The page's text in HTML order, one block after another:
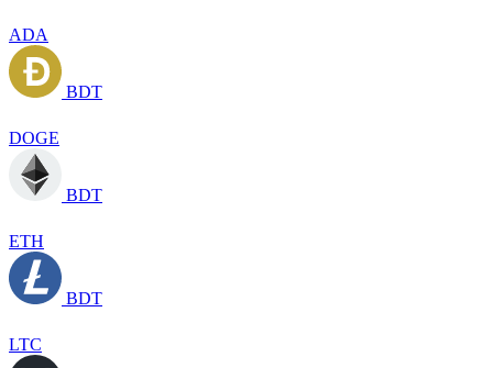
ADA
BDT
DOGE
BDT
ETH
BDT
LTC